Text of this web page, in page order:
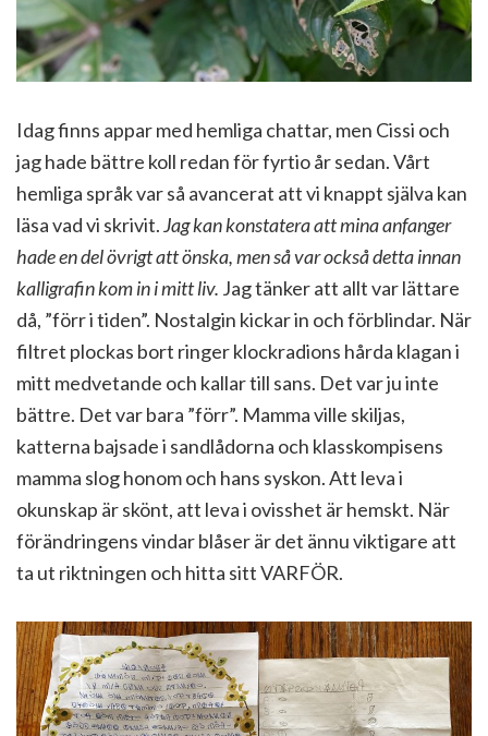
Idag finns appar med hemliga chattar, men Cissi och
jag hade bättre koll redan för fyrtio år sedan. Vårt
hemliga språk var så avancerat att vi knappt själva kan
läsa vad vi skrivit.Jag kan konstatera att mina anfanger
hade en del övrigt att önska, men så var också detta innan
kalligrafin kom in i mitt liv. Jag tänker att allt var lättare
då, ”förr i tiden”. Nostalgin kickar in och förblindar. När
filtret plockas bort ringer klockradions hårda klagan i
mitt medvetande och kallar till sans. Det var ju inte
bättre. Det var bara ”förr”. Mamma ville skiljas,
katterna bajsade i sandlådorna och klasskompisens
mamma slog honom och hans syskon. Att leva i
okunskap är skönt, att leva i ovisshet är hemskt. När
förändringens vindar blåser är det ännu viktigare att
ta ut riktningen och hitta sitt VARFÖR.